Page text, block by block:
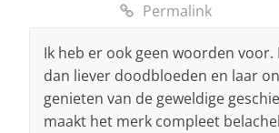
Permalink
Ik heb er ook geen woorden voor.
dan liever doodbloeden en laar
genieten van de geweldige
maakt het merk compleet